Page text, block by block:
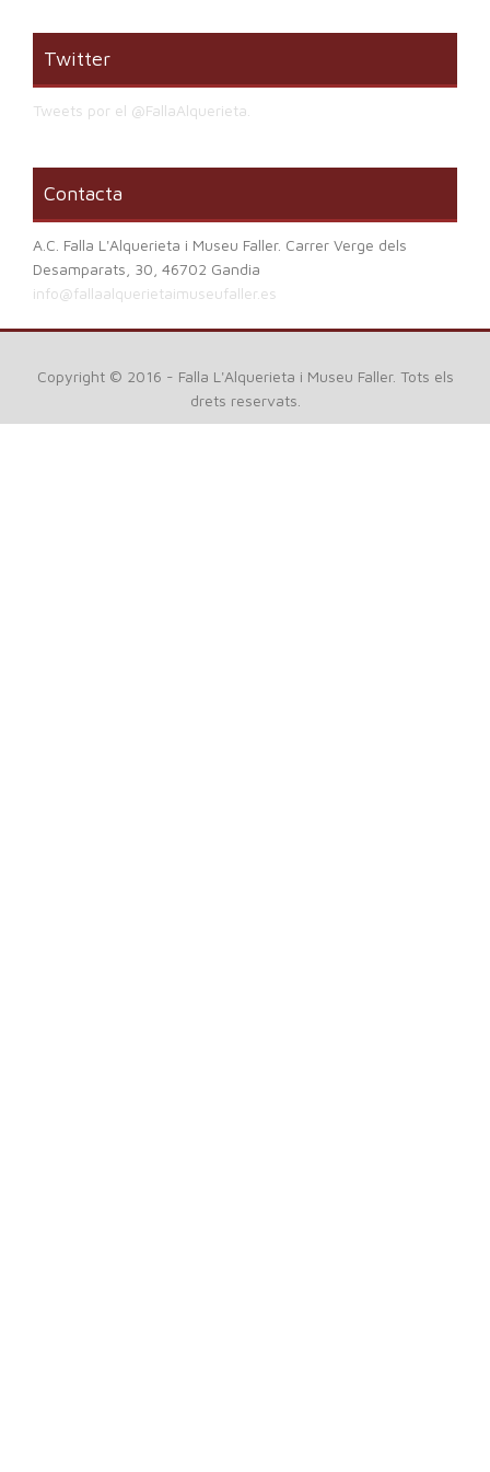
Twitter
Tweets por el @FallaAlquerieta.
Contacta
A.C. Falla L'Alquerieta i Museu Faller. Carrer Verge dels
Desamparats, 30, 46702 Gandia
info@fallaalquerietaimuseufaller.es
Copyright © 2016 - Falla L'Alquerieta i Museu Faller. Tots els
drets reservats.